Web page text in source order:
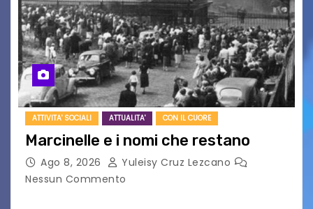
ATTIVITA' SOCIALI ATTUALITA' CON IL CUORE
Marcinelle e i nomi che restano
Ago 8, 2026
Yuleisy Cruz Lezcano
Nessun Commento